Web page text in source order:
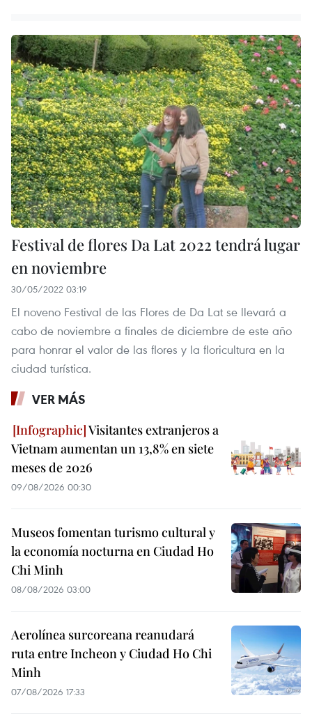
Festival de flores Da Lat 2022 tendrá lugar
en noviembre
30/05/2022 03:19
El noveno Festival de las Flores de Da Lat se llevará a
cabo de noviembre a finales de diciembre de este año
para honrar el valor de las flores y la floricultura en la
ciudad turística.
VER MÁS
Visitantes extranjeros a
Vietnam aumentan un 13,8% en siete
meses de 2026
09/08/2026 00:30
Museos fomentan turismo cultural y
la economía nocturna en Ciudad Ho
Chi Minh
08/08/2026 03:00
Aerolínea surcoreana reanudará
ruta entre Incheon y Ciudad Ho Chi
Minh
07/08/2026 17:33